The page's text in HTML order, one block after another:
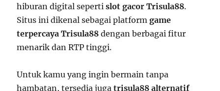
hiburan digital sepertislot gacor Trisula88.
Situs ini dikenal sebagai platformgame
terpercaya Trisula88 dengan berbagai fitur
menarik dan RTP tinggi.
Untuk kamu yang ingin bermain tanpa
hambatan, tersedia jugatrisula88 alternatif